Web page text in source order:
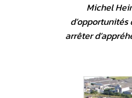
Michel
arrêter